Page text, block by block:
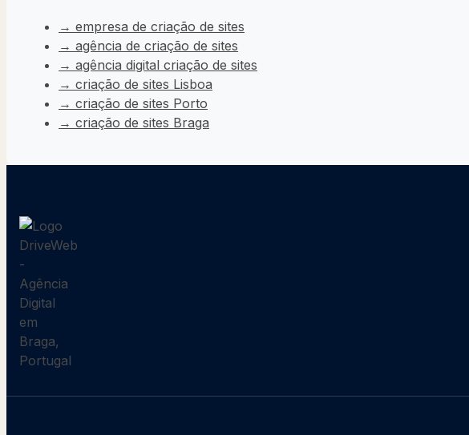
→ empresa de criação de sites
→ agência de criação de sites
→ agência digital criação de sites
→ criação de sites Lisboa
→ criação de sites Porto
→ criação de sites Braga